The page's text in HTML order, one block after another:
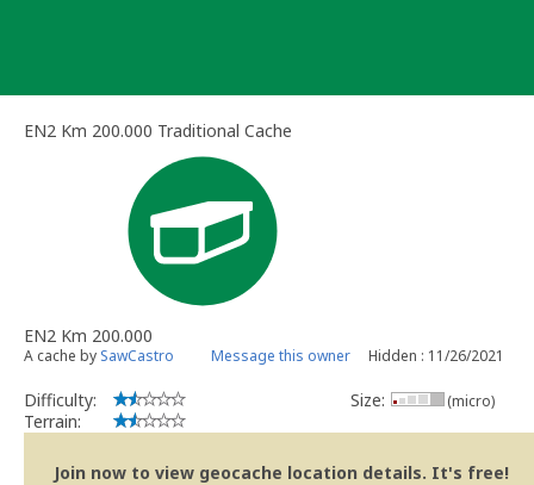
EN2 Km 200.000 Traditional Cache
EN2 Km 200.000
A cache by SawCastro Message this owner Hidden : 11/26/2021
Difficulty:
Terrain:
Size: (micro)
Join now to view geocache location details. It's free!